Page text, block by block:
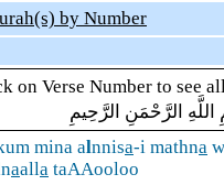
by Number
on Verse Number to see
الرَّحْمَنِ الرَّحِيمِ
mina alnnisa-i mathna
aalla taAAooloo